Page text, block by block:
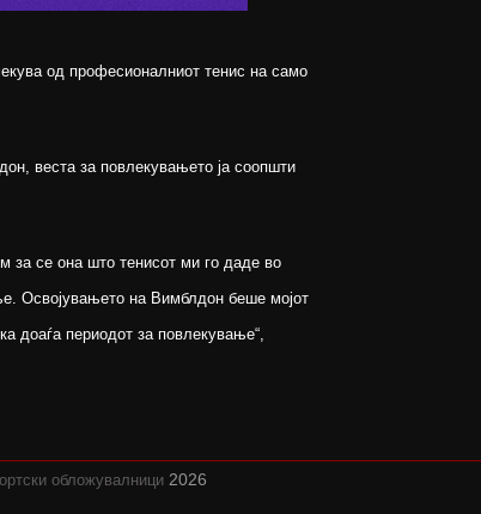
од професионалниот тенис на само
веста за повлекувањето ја соопшти
за се она што тенисот ми го даде во
Освојувањето на Вимблдон беше мојот
доаѓа периодот за повлекување“,
обложувалници2026